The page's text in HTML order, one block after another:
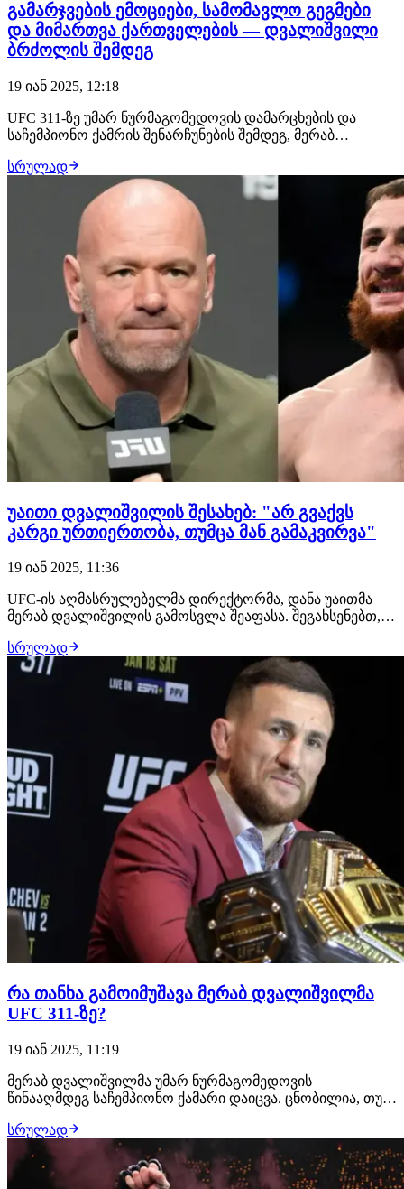
გამარჯვების ემოციები, სამომავლო გეგმები
და მიმართვა ქართველების — დვალიშვილი
ბრძოლის შემდეგ
19 იან 2025, 12:18
UFC 311-ზე უმარ ნურმაგომედოვის დამარცხების და
საჩემპიონო ქამრის შენარჩუნების შემდეგ, მერაბ
ჩემთვის ჩვეულებრივი დღეა, რადგან ბრძოლა ჩემთვის
არ არის პრობლემა. მთავარი პრობლემა წონის კლებაა
და როდესაც ეს სრულდება, ცხოვრება ისევ მშვენიერი…
სრულად
უაითი დვალიშვილის შესახებ: "არ გვაქვს
კარგი ურთიერთობა, თუმცა მან გამაკვირვა"
19 იან 2025, 11:36
UFC-ის აღმასრულებელმა დირექტორმა, დანა უაითმა
მერაბ დვალიშვილის გამოსვლა შეაფასა. შეგახსენებთ,
ნურმაგომედოვი, რითაც თავის დივიზიონში დომინაცია
განამტკიცა."დვალიშვილმა ნამდვილად გამაკვირვა.
მეხუთე რაუნდში გამოიყურებოდა ისე, თითქოს ბრძოლა
სრულად
რა თანხა გამოიმუშავა მერაბ დვალიშვილმა
UFC 311-ზე?
19 იან 2025, 11:19
მერაბ დვალიშვილმა უმარ ნურმაგომედოვის
წინააღმდეგ საჩემპიონო ქამარი დაიცვა. ცნობილია, თუ
MMAfighting.com-ის ცნობით, ქართველმა ჩემპიონმა
გამოიმუშავა $500 000, ამ თანხას დაემატა საღამოს
საუკეთესო ბრძოლის $50 000-იანი ბონუსი.რაც შეე…
სრულად